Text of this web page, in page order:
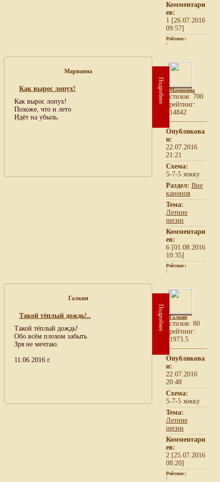
Комментари
ев:
1 [26.07.2016
09:57]
Рейтинг:
/
Марианна
Как вырос лопух!
Как вырос лопух!
Похоже, что и лето
Идёт на убыль.
Подробнее Марианна
cтихов: 700
рейтинг:
14842
Опубликова
н:
22.07.2016
21:21
Схема:
5-7-5 хокку
Раздел: Вне
канонов
Тема:
Летние
песни
Комментари
ев:
6 [01.08.2016
10:35]
Рейтинг:
/
Галкин
Такой тёплый дождь!..
Такой тёплый дождь!
Обо всём плохом забыть
Зря не мечтаю.
11.06.2016 г.
Подробнее Галкин
cтихов: 80
рейтинг:
1973.5
Опубликова
н:
22.07.2016
20:48
Схема:
5-7-5 хокку
Тема:
Летние
песни
Комментари
ев:
2 [25.07.2016
08:20]
Рейтинг:
/